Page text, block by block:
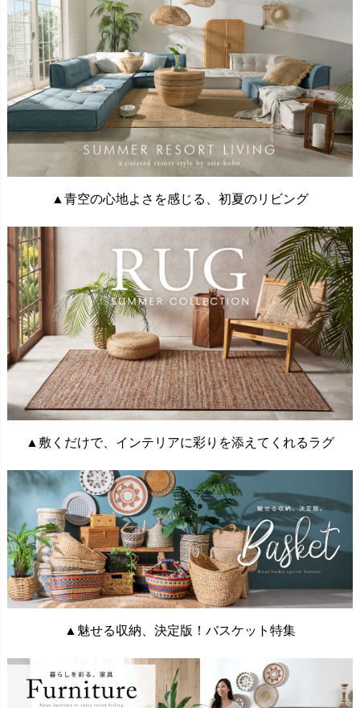
▲青空の心地よさを感じる、初夏のリビング
▲敷くだけで、インテリアに彩りを添えてくれるラグ
▲魅せる収納、決定版！バスケット特集